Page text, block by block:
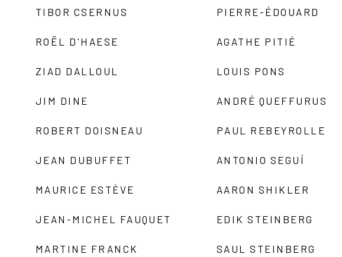
TIBOR CSERNUS
ROËL D'HAESE
ZIAD DALLOUL
JIM DINE
ROBERT DOISNEAU
JEAN DUBUFFET
MAURICE ESTÈVE
JEAN-MICHEL FAUQUET
MARTINE FRANCK
PIERRE-ÉDOUARD
AGATHE PITIÉ
LOUIS PONS
ANDRÉ QUEFFURUS
PAUL REBEYROLLE
ANTONIO SEGUÍ
AARON SHIKLER
EDIK STEINBERG
SAUL STEINBERG